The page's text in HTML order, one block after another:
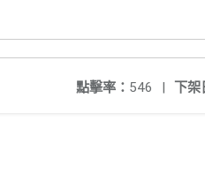
下架
點擊率： 546 |